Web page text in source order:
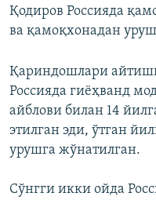
Қодиров Россияда
ва қамоқхонадан
Қариндошлари
Россияда гиёҳванд
айблови билан 14
этилган эди, ўтган
урушга жўнатилган.
Сўнгги икки ойда